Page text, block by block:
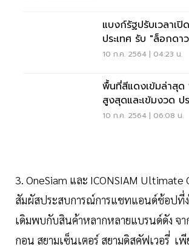
แบงก์รัฐปรับเวลาเ
ประเทศ รับ "ล็อกดา
ก.ค.
10 ก.ค. 2564 | 04:23 น.
พื้นที่สีแดงเข้มล่าสุ
สูงสุดและเข้มงวด ปร
แล้ว
10 ก.ค. 2564 | 06:08 น.
3. OneSiam และ ICONSIAM Ultimate
สัมผัสประสบการณ์การแชทแอนด์ช้อปที่
เดิมพบกับสินค้าหลากหลายแบรนด์ดัง จา
กอน สยามเซ็นเตอร์ สยามดิสคัฟเวอรี่ เพี